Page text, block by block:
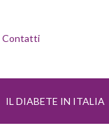
Contatti
IL DIABETE IN ITALIA